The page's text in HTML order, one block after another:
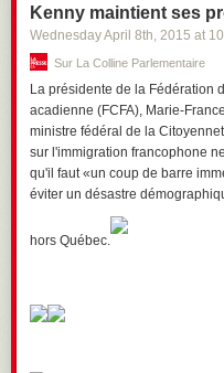
Kenny maintient ses
Wednesday April 8th, 2015 at
Sur La Colline Parlementaire
La présidente de la Fédération
acadienne (FCFA), Marie-
ministre fédéral de la
sur l'immigration francophone
qu'il faut «un coup de barre
éviter un désastre
hors Québec.